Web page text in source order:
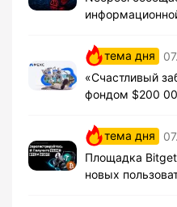
тема дня
«Счастливый
фондом $200
тема дня
Площадка
новых